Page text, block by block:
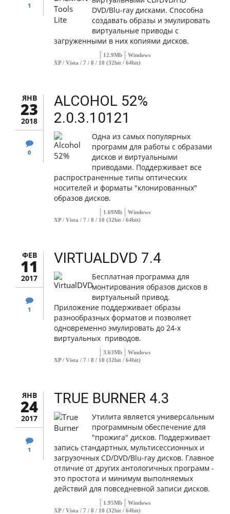
1
DVD/Blu-ray дисками. Способна
создавать образы и эмулировать
виртуальные приводы с
загруженными в них копиями дисков.
12.9Mb
Windows
XP / Vista / 7 / 8 / 10 (32bit / 64bit)
ЯНВ
23
2018
0
ALCOHOL 52%
2.0.3.10121
Одна из самых популярных
программ для работы с образами
дисков и виртуальными
приводами. Поддерживает все
распространенные типы оптических
носителей и форматы "клонированных"
образов дисков.
1.69Mb
Windows
XP / Vista / 7 / 8 / 10 (32bit / 64bit)
ФЕВ
11
2017
1
VIRTUALDVD 7.4
Бесплатная программа для
монтирования образов дисков в
виртуальный привод.
Приложение поддерживает образы
разнообразных форматов и позволяет
одновременно эмулировать до 24-х
виртуальных приводов.
3.63Mb
Windows
XP / Vista / 7 / 8 / 10 (32bit / 64bit)
ЯНВ
24
2017
1
TRUE BURNER 4.3
Утилита является универсальным
программным обеспечение для
"прожига" дисков. Поддерживает
запись стандартных, мультисессионных и
загрузочных CD/DVD/Blu-ray дисков. Главное
отличие от других антологичных программ -
это простота и минимум выполняемых
действий для повседневной записи дисков.
1.95Mb
Windows
XP / Vista / 7 / 8 / 10 (32bit / 64bit)